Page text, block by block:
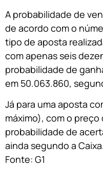
A probabilidade de
de acordo com o
tipo de aposta
com apenas seis
probabilidade de
em 50.063.860,
Já para uma aposta
máximo), com o preço
probabilidade de
ainda segundo a Caixa.
Fonte: G1